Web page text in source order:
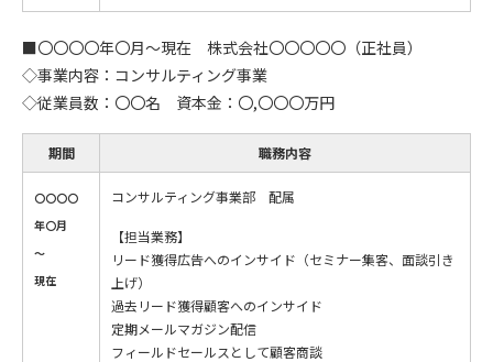
■〇〇〇〇年〇月～現在 株式会社〇〇〇〇〇（正社員）
◇事業内容：コンサルティング事業
◇従業員数：〇〇名 資本金：〇,〇〇〇万円
期間 職務内容
〇〇〇〇
年〇月
～
現在
コンサルティング事業部 配属
【担当業務】
リード獲得広告へのインサイド（セミナー集客、面談引き
上げ）
過去リード獲得顧客へのインサイド
定期メールマガジン配信
フィールドセールスとして顧客商談